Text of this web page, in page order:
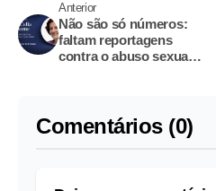
Anterior
Não são só números:
faltam reportagens
contra o abuso sexual
Comentários (0)